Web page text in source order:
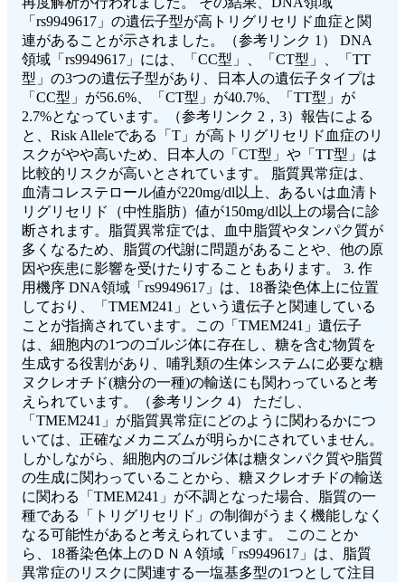
「rs9949617」の遺伝子型が高トリグリセリド血症と関
連があることが示されました。（参考リンク 1） DNA
領域「rs9949617」には、「CC型」、「CT型」、「TT
型」の3つの遺伝子型があり、日本人の遺伝子タイプは
「CC型」が56.6%、「CT型」が40.7%、「TT型」が
2.7%となっています。（参考リンク 2，3）報告による
と、Risk Alleleである「T」が高トリグリセリド血症のリ
スクがやや高いため、日本人の「CT型」や「TT型」は
比較的リスクが高いとされています。 脂質異常症は、
血清コレステロール値が220mg/dl以上、あるいは血清ト
リグリセリド（中性脂肪）値が150mg/dl以上の場合に診
断されます。脂質異常症では、血中脂質やタンパク質が
多くなるため、脂質の代謝に問題があることや、他の原
因や疾患に影響を受けたりすることもあります。 3. 作
用機序 DNA領域「rs9949617」は、18番染色体上に位置
しており、「TMEM241」という遺伝子と関連している
ことが指摘されています。この「TMEM241」遺伝子
は、細胞内の1つのゴルジ体に存在し、糖を含む物質を
生成する役割があり、哺乳類の生体システムに必要な糖
ヌクレオチド(糖分の一種)の輸送にも関わっていると考
えられています。（参考リンク 4） ただし、
「TMEM241」が脂質異常症にどのように関わるかにつ
いては、正確なメカニズムが明らかにされていません。
しかしながら、細胞内のゴルジ体は糖タンパク質や脂質
の生成に関わっていることから、糖ヌクレオチドの輸送
に関わる「TMEM241」が不調となった場合、脂質の一
種である「トリグリセリド」の制御がうまく機能しなく
なる可能性があると考えられています。 このことか
ら、18番染色体上のＤＮＡ領域「rs9949617」は、脂質
異常症のリスクに関連する一塩基多型の1つとして注目